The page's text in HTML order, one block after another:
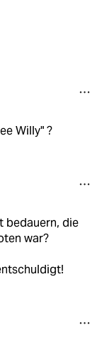
Willy" ?
bedauern, die
war?